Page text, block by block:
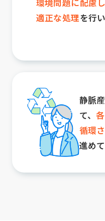
環境問題に配慮
適正な処理を行
静脈
て、
循環
進め